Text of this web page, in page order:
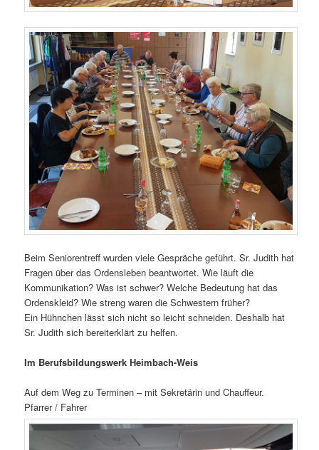
Beim Seniorentreff wurden viele Gespräche geführt. Sr. Judith hat
Fragen über das Ordensleben beantwortet. Wie läuft die
Kommunikation? Was ist schwer? Welche Bedeutung hat das
Ordenskleid? Wie streng waren die Schwestern früher?
Ein Hühnchen lässt sich nicht so leicht schneiden. Deshalb hat
Sr. Judith sich bereiterklärt zu helfen.
Im Berufsbildungswerk Heimbach-Weis
Auf dem Weg zu Terminen – mit Sekretärin und Chauffeur.
Pfarrer / Fahrer